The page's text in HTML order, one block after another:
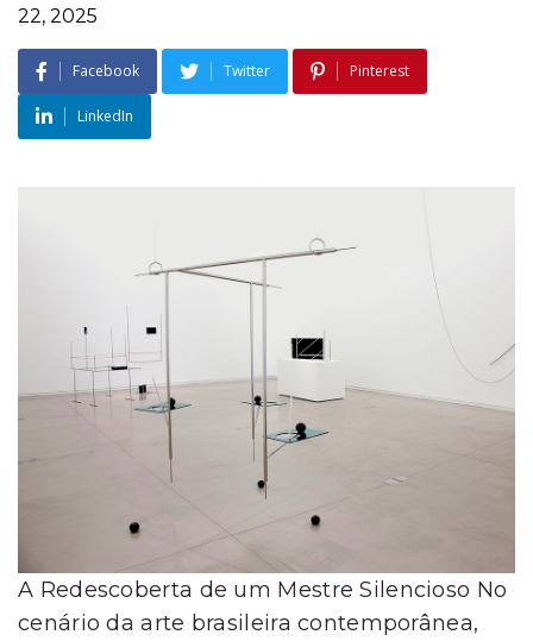
22, 2025
Facebook Twitter Pinterest
LinkedIn
A Redescoberta de um Mestre Silencioso No
cenário da arte brasileira contemporânea,